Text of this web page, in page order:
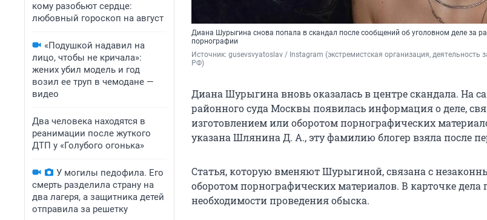
кому разобьют сердце:
любовный гороскоп на август
«Подушкой надавил на
лицо, чтобы не кричала»:
жених убил модель и год
возил ее труп в чемодане —
видео
Два человека находятся в
реанимации после жуткого
ДТП у «Голубого огонька»
У могилы педофила. Его
смерть разделила страну на
два лагеря, а защитника детей
отправила за решетку
Диана Шурыгина снова попала в скандал после сообщений об уголовном деле за
порнографии
Источник: gusevsvyatoslav / Instagram (экстремистская организация, деятельность
РФ)
Диана Шурыгина вновь оказалась в центре скандала. На
районного суда Москвы появилась информация о деле,
изготовлением или оборотом порнографических
указана Шлянина Д. А., эту фамилию блогер взяла после
Статья, которую вменяют Шурыгиной, связана с
оборотом порнографических материалов. В карточке дела
необходимости проведения обыска.